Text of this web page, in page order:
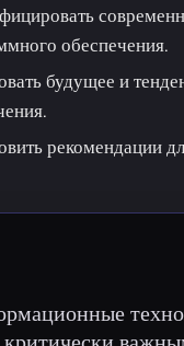
обеспечения.
будущее и
рекомендации